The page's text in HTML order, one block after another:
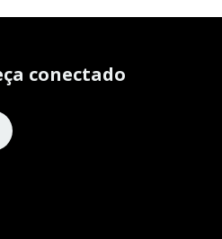
conectado